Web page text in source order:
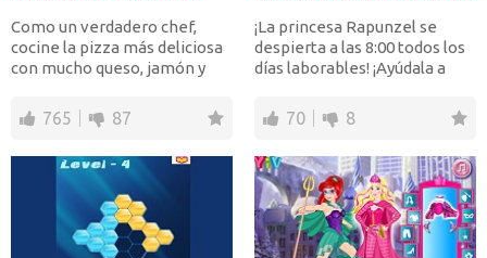
Como un verdadero chef,
cocine la pizza más deliciosa
con mucho queso, jamón y
765 87
¡La princesa Rapunzel se
despierta a las 8:00 todos los
días laborables! ¡Ayúdala a
70 8